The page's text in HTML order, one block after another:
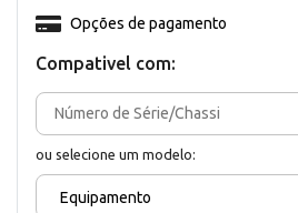
Compativel com:
ou selecione um modelo:
Equipamento
Opções de pagamento